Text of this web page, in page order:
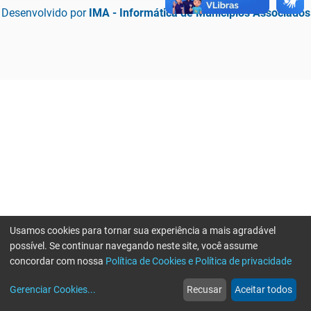
Desenvolvido por IMA - Informática de Municípios Associados
web
Notícias
more_horiz
Mais
Usamos cookies para tornar sua experiência a mais agradável
possível. Se continuar navegando neste site, você assume
concordar com nossa Política de Cookies e Política de privacidade
Gerenciar Cookies... Recusar Aceitar todos
Erro ao enviar informações, por favor tente novamente